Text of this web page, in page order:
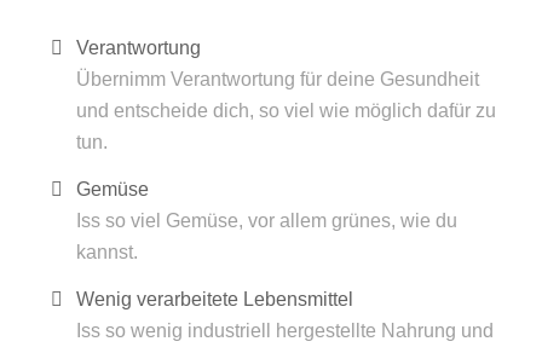
Verantwortung
Übernimm Verantwortung für deine Gesundheit
und entscheide dich, so viel wie möglich dafür zu
tun.
Gemüse
Iss so viel Gemüse, vor allem grünes, wie du
kannst.
Wenig verarbeitete Lebensmittel
Iss so wenig industriell hergestellte Nahrung und